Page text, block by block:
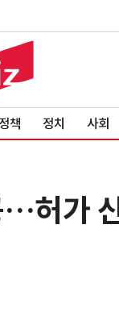
정책 정치 사회
…허가